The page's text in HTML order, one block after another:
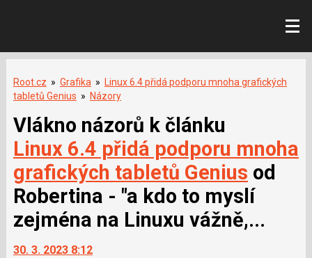
Root.cz » Grafika »
Linux 6.4 přidá podporu mnoha grafických
tabletů Genius » Názory
Vlákno názorů k článku
Linux 6.4 přidá podporu mnoha
grafických tabletů Genius od
Robertina - "a kdo to myslí
zejména na Linuxu vážně,...
30. 3. 2023 8:12